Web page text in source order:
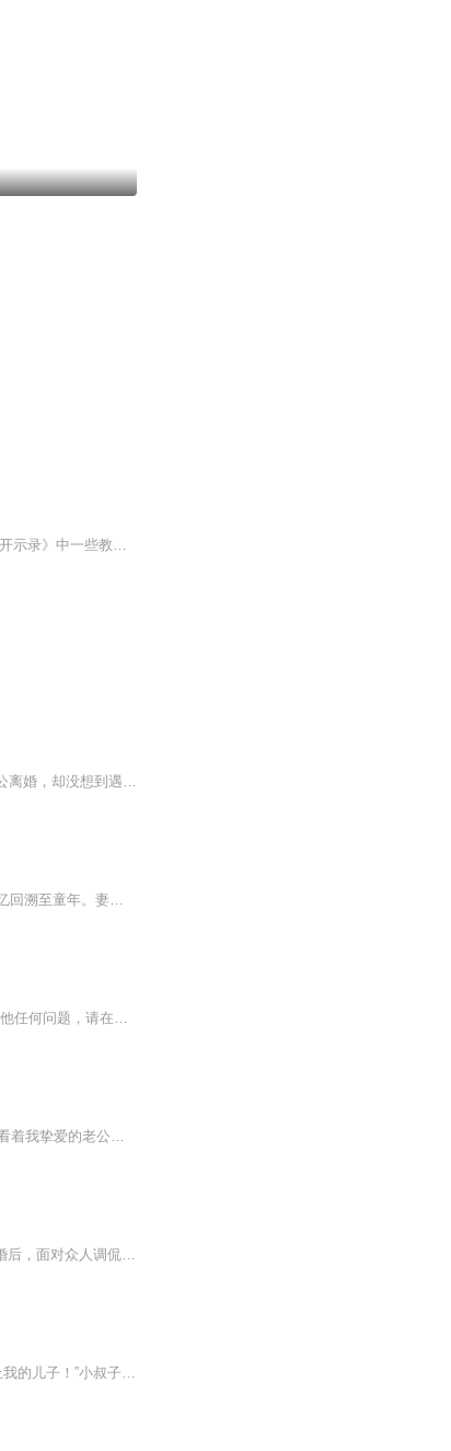
当今时代，如此振聋发聩的教言，对许多人来讲，应该说见所未见、闻所未闻。《不离：上师人生开示录》中一些教言似乎尖锐，个别人看后或许有如坐针毡之感。但正如阿底峡尊者所言："击中要害的批评，是最殊胜的教言；指摘弟子过失的师父，是最好的上师。"爱...
点击文字VIP卡送送送！新书让你体验快意恩仇爽到爆！！【故事简介】顾北北想搞个婚外情逼老公离婚，却没想到遇到一个狗皮膏药，死皮赖脸的缠着她。“钱还不清，就得管吃管住……管睡！”小白脸不要脸。“你是高利贷啊，越还越多？”“终身卡免费，了解一下...
日更5集，不定期爆更！订阅可以收到更新提醒哦~ 【内容简介】 商业巨头宁闻演车祸后失忆，记忆回溯至童年。妻子桑知欲乘机夺财离婚，却未料失忆的他以五岁稚子之智，巧施妙计，反客为主，与宁家权贵展开一场智斗。桑知揭露情敌沈怡静的家族秘密，引发家族...
【收听须知】1、该专辑免费收听。2、在收听过程中，如想快速阅读小说文字版全集，或者你有其他任何问题，请在微信中搜索公众号【彩文坊】，关注并回复数字：【0073】，便可快速阅读文字全版。（注意：需要在公众号中回复才有效）一夕之间，冉糖从天堂坠入地狱，失去了亲人，失去了地位，失去了一切。为了拿回父亲的产业，她只能赌一次，赔上婚姻，嫁给了素未谋面的神秘大佬。不想大佬原来是黎氏总裁，而她一朝成为总裁的掌心宠，从此人生逆袭巅峰，收割男神无数……某日，冉糖乐呵呵数钱时，黎先生一脸委屈——...
“为什么当初不逼我堕胎？” “对你这种贱人，流产简直太仁慈！” 我拖着流血不止的身子趴在地上，看着我挚爱的老公为了另一个女人，活生生掐死我的孩子！ 结婚一年，除了孩子冷冰冰的尸体，我一无所有。 遭受疯狂凌辱的那晚，我咬牙发誓，再也不会为任何人怀孕生子！ 直到有一天，新婚老公红着眼睛将我压在床上，要我给他的孩子偿命……【收听须知】1、该专辑免费收听。2、在收听过程中，如想快速阅读小说文字版全集，或者你有其他任何问题，请在微信中搜索公众号【糖果看吧】，关注并回复数字：【7747】...
一场替嫁，她不得已嫁给了传言那病恹恹快要死的男人！新婚夜，他说，“娶你并不是我本愿。”新婚后，面对众人调侃，他说：“刚新婚，惧内——”众人都说他宠她入天，却不知道这个男人宠起来有多恨！惹不起，躲吧！还没等想法落地，男人将她堵在厕所里，“...
被逼卖身，林卿璇跟安晨霖签订了三年的契约；婆婆指着她的鼻子，一脸不屑：“林卿璇，你配不上我的儿子！”小叔子嬉皮笑脸的安慰：“嫂子，你人见人爱，花见花开，我跟大哥都喜欢你！”林卿璇的生活自遇到安晨霖开始就过的十分的精彩。终于，再一次被吃干...